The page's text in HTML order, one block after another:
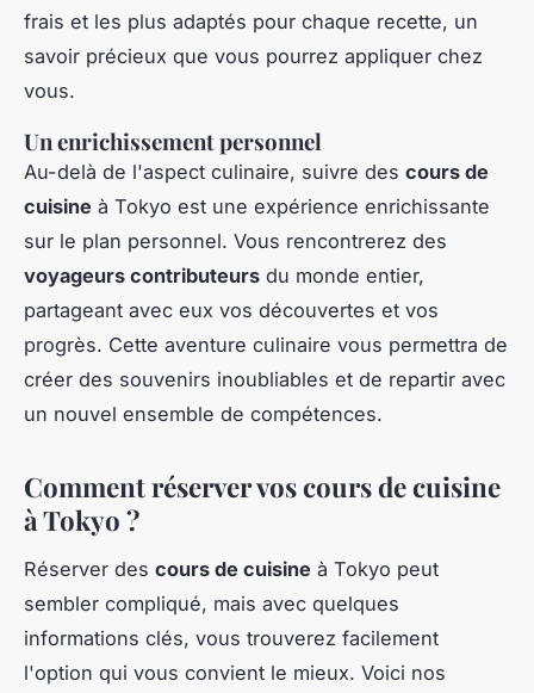
frais et les plus adaptés pour chaque recette, un
savoir précieux que vous pourrez appliquer chez
vous.
Un enrichissement personnel
Au-delà de l'aspect culinaire, suivre des cours de
cuisine à Tokyo est une expérience enrichissante
sur le plan personnel. Vous rencontrerez des
voyageurs contributeurs du monde entier,
partageant avec eux vos découvertes et vos
progrès. Cette aventure culinaire vous permettra de
créer des souvenirs inoubliables et de repartir avec
un nouvel ensemble de compétences.
Comment réserver vos cours de cuisine
à Tokyo ?
Réserver des cours de cuisine à Tokyo peut
sembler compliqué, mais avec quelques
informations clés, vous trouverez facilement
l'option qui vous convient le mieux. Voici nos